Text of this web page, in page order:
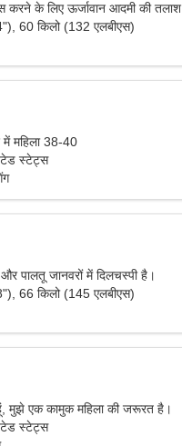
करने के लिए ऊर्जावान आदमी की तलाश
60 किलो (132 एलबीएस)
महिला 38-40
स्टेट्स
और पालतू जानवरों में दिलचस्पी है।
66 किलो (145 एलबीएस)
हूं, मुझे एक कामुक महिला की जरूरत है।
स्टेट्स